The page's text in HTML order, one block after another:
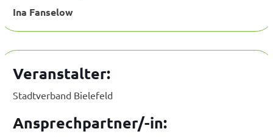
Ina Fanselow
Veranstalter:
Stadtverband Bielefeld
Ansprechpartner/-in: